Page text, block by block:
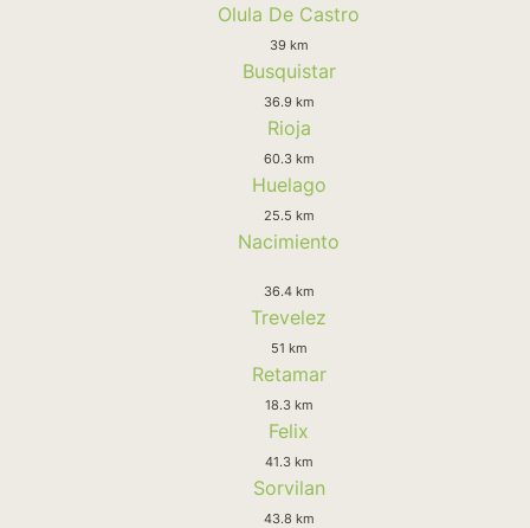
Olula De Castro
39 km
Busquistar
36.9 km
Rioja
60.3 km
Huelago
25.5 km
Nacimiento
36.4 km
Trevelez
51 km
Retamar
18.3 km
Felix
41.3 km
Sorvilan
43.8 km